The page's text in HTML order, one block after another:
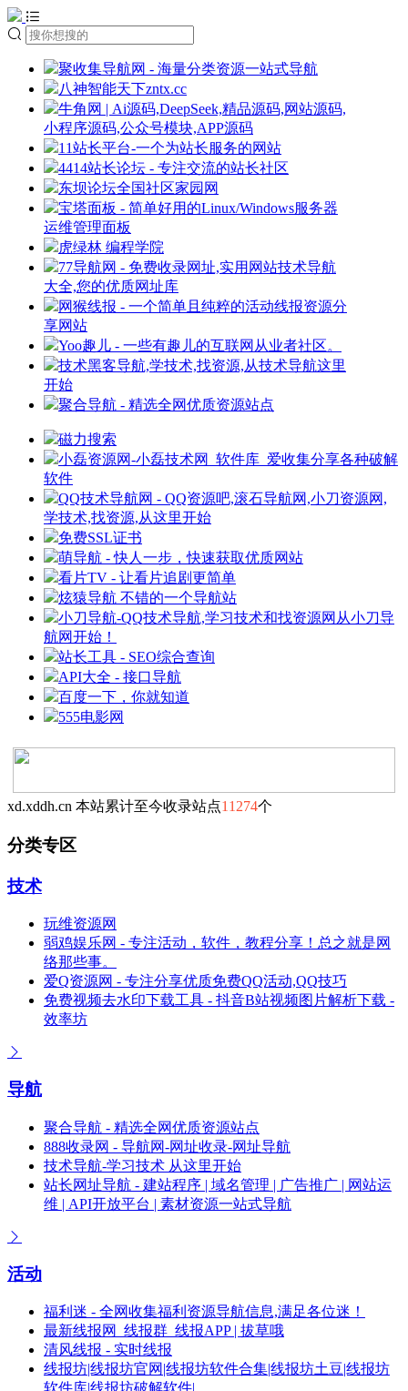
聚收集导航网 - 海量分类资源一站式导航
八神智能天下zntx.cc
牛角网 | Ai源码,DeepSeek,精品源码,网站源码,
小程序源码,公众号模块,APP源码
11站长平台-一个为站长服务的网站
4414站长论坛 - 专注交流的站长社区
东坝论坛全国社区家园网
宝塔面板 - 简单好用的Linux/Windows服务器
运维管理面板
虎绿林 编程学院
77导航网 - 免费收录网址,实用网站技术导航
大全,您的优质网址库
网猴线报 - 一个简单且纯粹的活动线报资源分
享网站
Yoo趣儿 - 一些有趣儿的互联网从业者社区。
技术黑客导航,学技术,找资源,从技术导航这里
开始
聚合导航 - 精选全网优质资源站点
磁力搜索
小磊资源网-小磊技术网_软件库_爱收集分享各种破解
软件
QQ技术导航网 - QQ资源吧,滚石导航网,小刀资源网,
学技术,找资源,从这里开始
免费SSL证书
萌导航 - 快人一步，快速获取优质网站
看片TV - 让看片追剧更简单
炫猿导航 不错的一个导航站
小刀导航-QQ技术导航,学习技术和找资源网从小刀导
航网开始！
站长工具 - SEO综合查询
API大全 - 接口导航
百度一下，你就知道
555电影网
xd.xddh.cn 本站累计至今收录站点11274个
分类专区
技术
玩维资源网
弱鸡娱乐网 - 专注活动，软件，教程分享！总之就是网
络那些事。
爱Q资源网 - 专注分享优质免费QQ活动,QQ技巧
免费视频去水印下载工具 - 抖音B站视频图片解析下载 -
效率坊
导航
聚合导航 - 精选全网优质资源站点
888收录网 - 导航网-网址收录-网址导航
技术导航-学习技术 从这里开始
站长网址导航 - 建站程序 | 域名管理 | 广告推广 | 网站运
维 | API开放平台 | 素材资源一站式导航
活动
福利迷 - 全网收集福利资源导航信息,满足各位迷！
最新线报网_线报群_线报APP | 拔草哦
清风线报 - 实时线报
线报坊|线报坊官网|线报坊软件合集|线报坊土豆|线报坊